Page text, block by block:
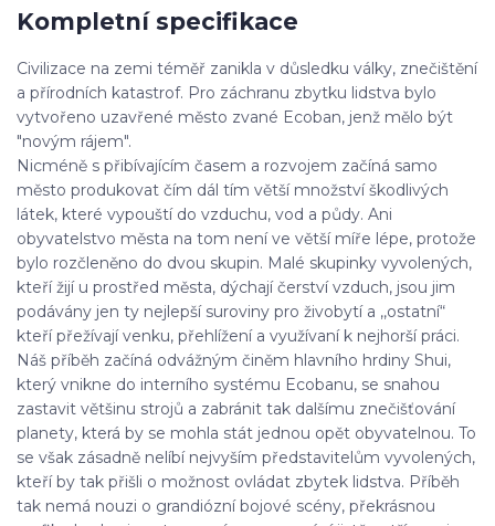
Kompletní specifikace
Civilizace na zemi téměř zanikla v důsledku války, znečištění
a přírodních katastrof. Pro záchranu zbytku lidstva bylo
vytvořeno uzavřené město zvané Ecoban, jenž mělo být
"novým rájem".
Nicméně s přibívajícím časem a rozvojem začíná samo
město produkovat čím dál tím větší množství škodlivých
látek, které vypouští do vzduchu, vod a půdy. Ani
obyvatelstvo města na tom není ve větší míře lépe, protože
bylo rozčleněno do dvou skupin. Malé skupinky vyvolených,
kteří žijí u prostřed města, dýchají čerství vzduch, jsou jim
podávány jen ty nejlepší suroviny pro živobytí a ,,ostatní“
kteří přežívají venku, přehlížení a využívaní k nejhorší práci.
Náš příběh začíná odvážným činěm hlavního hrdiny Shui,
který vnikne do interního systému Ecobanu, se snahou
zastavit většinu strojů a zabránit tak dalšímu znečišťování
planety, která by se mohla stát jednou opět obyvatelnou. To
se však zásadně nelíbí nejvyším představitelům vyvolených,
kteří by tak přišli o možnost ovládat zbytek lidstva. Příběh
tak nemá nouzi o grandiózní bojové scény, překrásnou